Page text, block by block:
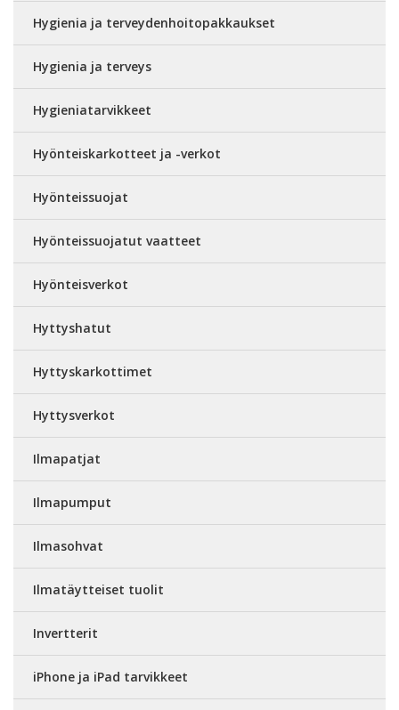
Hygienia ja terveydenhoitopakkaukset
Hygienia ja terveys
Hygieniatarvikkeet
Hyönteiskarkotteet ja -verkot
Hyönteissuojat
Hyönteissuojatut vaatteet
Hyönteisverkot
Hyttyshatut
Hyttyskarkottimet
Hyttysverkot
Ilmapatjat
Ilmapumput
Ilmasohvat
Ilmatäytteiset tuolit
Invertterit
iPhone ja iPad tarvikkeet